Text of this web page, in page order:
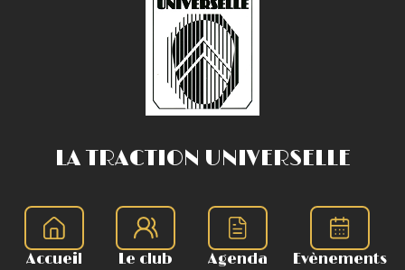
LA TRACTION UNIVERSELLE
Accueil Le club Agenda Evènements